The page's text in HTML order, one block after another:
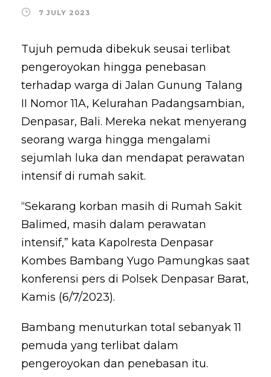
7 JULY 2023
Tujuh pemuda dibekuk seusai terlibat
pengeroyokan hingga penebasan
terhadap warga di Jalan Gunung Talang
II Nomor 11A, Kelurahan Padangsambian,
Denpasar, Bali. Mereka nekat menyerang
seorang warga hingga mengalami
sejumlah luka dan mendapat perawatan
intensif di rumah sakit.
“Sekarang korban masih di Rumah Sakit
Balimed, masih dalam perawatan
intensif,” kata Kapolresta Denpasar
Kombes Bambang Yugo Pamungkas saat
konferensi pers di Polsek Denpasar Barat,
Kamis (6/7/2023).
Bambang menuturkan total sebanyak 11
pemuda yang terlibat dalam
pengeroyokan dan penebasan itu.